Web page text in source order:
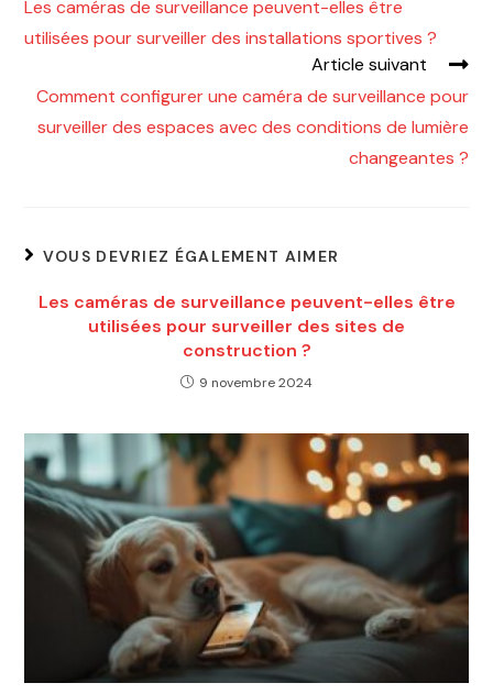
Les caméras de surveillance peuvent-elles être
utilisées pour surveiller des installations sportives ?
Article suivant
Comment configurer une caméra de surveillance pour
surveiller des espaces avec des conditions de lumière
changeantes ?
VOUS DEVRIEZ ÉGALEMENT AIMER
Les caméras de surveillance peuvent-elles être
utilisées pour surveiller des sites de
construction ?
9 novembre 2024